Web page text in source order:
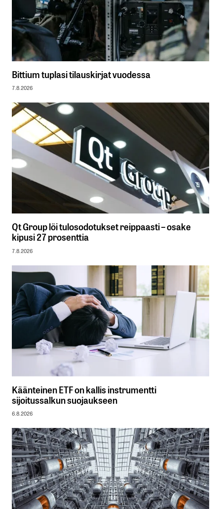
Bittium tuplasi tilauskirjat vuodessa
7.8.2026
Qt Group löi tulosodotukset reippaasti – osake
kipusi 27 prosenttia
7.8.2026
Käänteinen ETF on kallis instrumentti
sijoitussalkun suojaukseen
6.8.2026